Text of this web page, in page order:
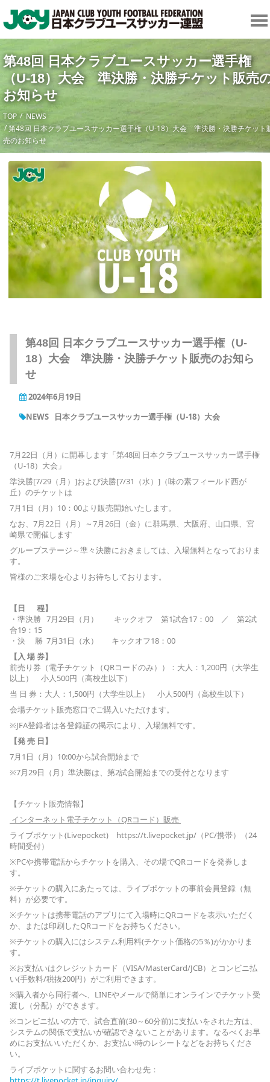
第48回 日本クラブユースサッカー選手権
（U-18）大会 準決勝・決勝チケット販売
お知らせ
TOP
NEWS
第48回 日本クラブユースサッカー選手権（U-18）大会 準決勝・決勝チケット
売のお知らせ
第48回 日本クラブユースサッカー選手権（U-
18）大会 準決勝・決勝チケット販売のお知ら
せ
2024年6月19日
NEWS
日本クラブユースサッカー選手権（U-18）大会
7月22日（月）に開幕します「第48回 日本クラブユースサッカー選手権
（U-18）大会」
準決勝[7/29（月）]および決勝[7/31（水）]（味の素フィールド西が
丘）のチケットは
7月1日（月）10：00より販売開始いたします。
なお、7月22日（月）～7月26日（金）に群馬県、大阪府、山口県、宮
崎県で開催します
グループステージ～準々決勝におきましては、入場無料となっておりま
す。
皆様のご来場を心よりお待ちしております。
【日 程】
・準決勝 7月29日（月） キックオフ 第1試合17：00 ／ 第2試
合19：15
・決 勝 7月31日（水） キックオフ18：00
【入 場 券】
前売り券（電子チケット（QRコードのみ））：大人：1,200円（大学生
以上） 小人500円（高校生以下）
当 日 券：大人：1,500円（大学生以上） 小人500円（高校生以下）
会場チケット販売窓口でご購入いただけます。
※JFA登録者は各登録証の掲示により、入場無料です。
【発 売 日】
7月1日（月）10:00から試合開始まで
※7月29日（月）準決勝は、第2試合開始までの受付となります
【チケット販売情報】
インターネット電子チケット（QRコード）販売
ライブポケット(Livepocket) https://t.livepocket.jp/（PC/携帯）（24
時間受付）
※PCや携帯電話からチケットを購入、その場でQRコードを発券しま
す。
※チケットの購入にあたっては、ライブポケットの事前会員登録（無
料）が必要です。
※チケットは携帯電話のアプリにて入場時にQRコードを表示いただく
か、または印刷したQRコードをお持ちください。
※チケットの購入にはシステム利用料(チケット価格の5％)がかかりま
す。
※お支払いはクレジットカード（VISA/MasterCard/JCB）とコンビニ払
い(手数料/税抜200円）がご利用できます。
※購入者から同行者へ、LINEやメールで簡単にオンラインでチケット受
渡し（分配）ができます。
※コンビニ払いの方で、試合直前(30～60分前)に支払いをされた方は、
システムの関係で支払いが確認できないことがあります。なるべくお早
めにお支払いいただくか、お支払い時のレシートなどをお持ちくださ
い。
ライブポケットに関するお問い合わせ先：